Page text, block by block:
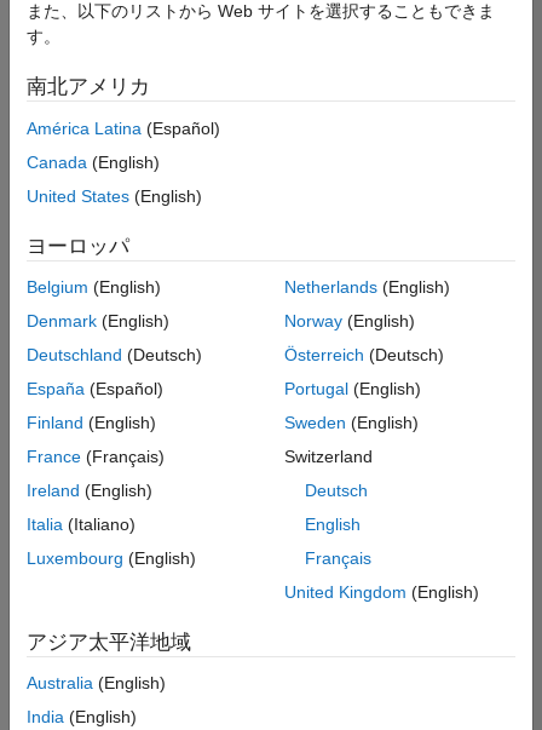
インサイド セールス
ビジネス モデル チーム
選
し
人
の
保
存
一
部
人
情
は
翻
れ
い
ま
また、以下のリストから Web サイトを選択することもできま
す。
南北アメリカ
América Latina (Español)
Canada (English)
United States (English)
ヨーロッパ
Belgium (English)
Denmark (English)
Deutschland (Deutsch)
España (Español)
Finland (English)
France (Français)
Ireland (English)
Italia (Italiano)
Luxembourg (English)
Netherlands(English)
Norway(English)
Österreich (Deutsch)
Portugal(English)
Sweden (English)
Switzerland
Deutsch
English
Français
United Kingdom (English)
アジア太平洋地域
Australia (English)
India (English)